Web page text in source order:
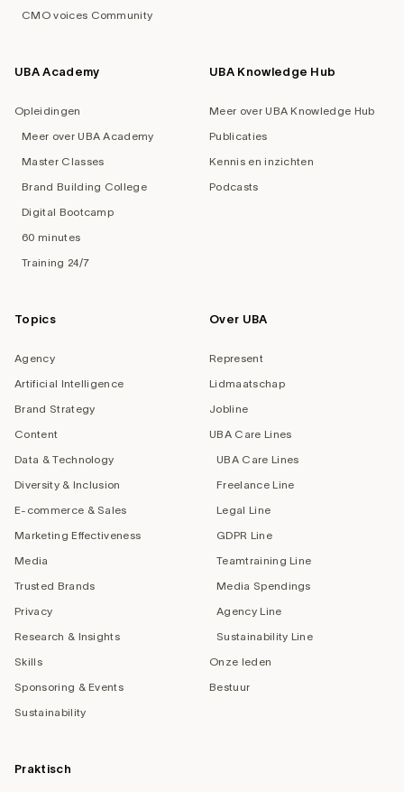
CMO voices Community
UBA Academy
Opleidingen
Meer over UBA Academy
Master Classes
Brand Building College
Digital Bootcamp
60 minutes
Training 24/7
UBA Knowledge Hub
Meer over UBA Knowledge Hub
Publicaties
Kennis en inzichten
Podcasts
Topics
Agency
Artificial Intelligence
Brand Strategy
Content
Data & Technology
Diversity & Inclusion
E-commerce & Sales
Marketing Effectiveness
Media
Trusted Brands
Privacy
Research & Insights
Skills
Sponsoring & Events
Sustainability
Over UBA
Represent
Lidmaatschap
Jobline
UBA Care Lines
UBA Care Lines
Freelance Line
Legal Line
GDPR Line
Teamtraining Line
Media Spendings
Agency Line
Sustainability Line
Onze leden
Bestuur
Praktisch